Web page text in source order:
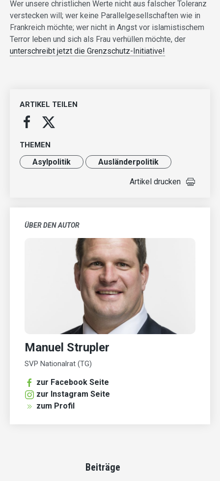
Wer unsere christlichen Werte nicht aus falscher Toleranz
verstecken will; wer keine Parallelgesellschaften wie in
Frankreich möchte; wer nicht in Angst vor islamistischem
Terror leben und sich als Frau verhüllen möchte, der
unterschreibt jetzt die Grenzschutz-Initiative!
ARTIKEL TEILEN
THEMEN
Asylpolitik Ausländer­politik
Artikel drucken
ÜBER DEN AUTOR
Manuel Strupler
SVP Nationalrat (TG)
zur Facebook Seite
zur Instagram Seite
zum Profil
Beiträge